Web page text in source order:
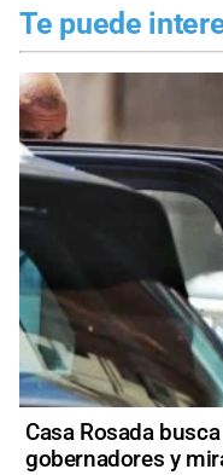
Te puede
Casa Rosada
gobernadores y